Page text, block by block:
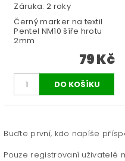
Záruka: 2 roky
Černý marker na textil
Pentel NM10 šíře hrotu
2mm
79 Kč
Buďte první, kdo napíše
Pouze registrovaní uživatelé